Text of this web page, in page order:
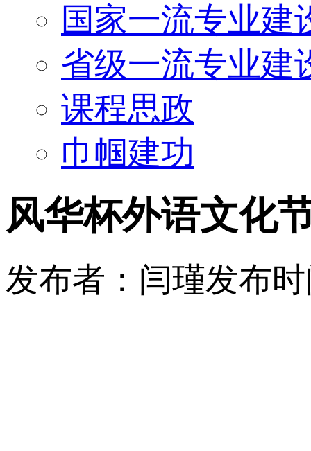
国家一流专业建
省级一流专业建
课程思政
巾帼建功
风华杯外语文化
发布者：闫瑾发布时